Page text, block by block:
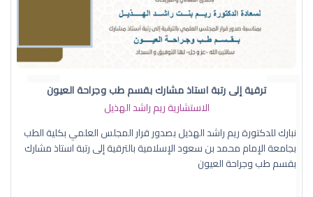
ترقية إلى رتبة استاذ مشارك بقسم طب وجراحة العيون
الاستشارية ريم راشد الهذيل
نبارك للدكتورة ريم راشد الهذيل بصدور قرار المجلس العلمي بكلية الطب
بجامعة الإمام محمد بن سعود الإسلامية بالترقية إلى رتبة استاذ مشارك
بقسم طب وجراحة العيون